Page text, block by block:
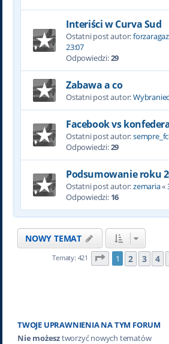
Interiści w Curva Sud
Ostatni post autor:
23:07
Odpowiedzi:29
Zabawa a co
Ostatni post autor:Wybraniec
Facebook vs
Ostatni post autor:
Odpowiedzi:29
Podsumowanie roku
Ostatni post autor:zemaria«
Odpowiedzi: 16
NOWY TEMAT
Tematy: 421 Strona z 17
1 2 3 4
TWOJE UPRAWNIENIA NA TYM FORUM
Nie możesztworzyć nowych tematów